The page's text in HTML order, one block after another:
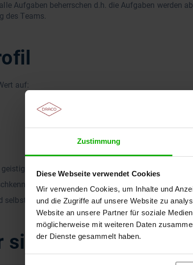
Zustimmung
Diese Webseite verwendet Cookies
Wir verwenden Cookies, um Inhalte und
und die Zugriffe auf unsere Website zu
Website an unsere Partner für soziale
möglicherweise mit weiteren Daten
der Dienste gesammelt haben.
Aufgaben beherrschen d.h. die Aufgaben werden
des Teams.
auf:
Ausdauer
in Wort und Schrift
selbstständiges Arbeiten, sowie Anwesenheit
sind